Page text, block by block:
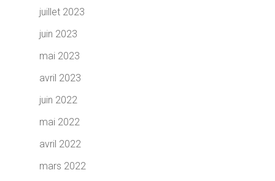
juillet 2023
juin 2023
mai 2023
avril 2023
juin 2022
mai 2022
avril 2022
mars 2022